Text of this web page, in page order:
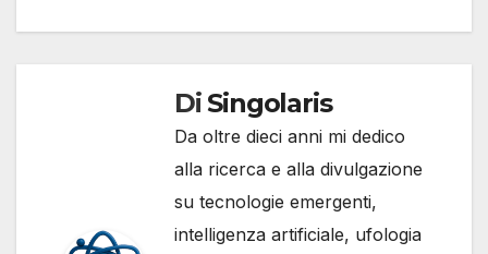
Di Singolaris
Da oltre dieci anni mi dedico
alla ricerca e alla divulgazione
su tecnologie emergenti,
intelligenza artificiale, ufologia